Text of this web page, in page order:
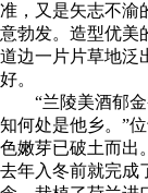
准，又是矢志不渝
意勃发。造型优美
道边一片片草地泛
好。
“兰陵美酒郁
知何处是他乡。”
色嫩芽已破土而出
去年入冬前就完成